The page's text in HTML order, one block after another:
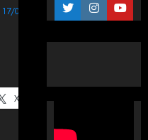
X
17/03/2025